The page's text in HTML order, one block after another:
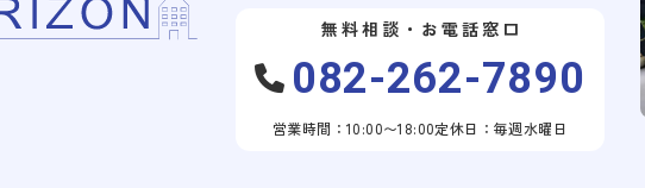
無料相談・お電話窓口
082-262-7890
営業時間：10:00〜18:00定休日：毎週水曜日